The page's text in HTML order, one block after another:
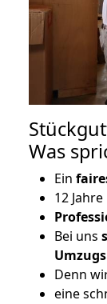
Was
Ein
12 Jahre
Bei uns
Denn
eine